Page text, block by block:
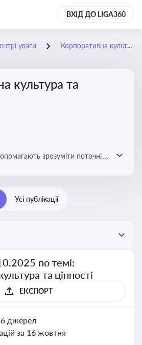
ВХІД ДО LIGA360
уваги Корпоративна культура та цінності
культура та
зрозуміти поточні
Усі публікації
по темі:
та цінності
ЕКСПОРТ
джерел
за 16 жовтня